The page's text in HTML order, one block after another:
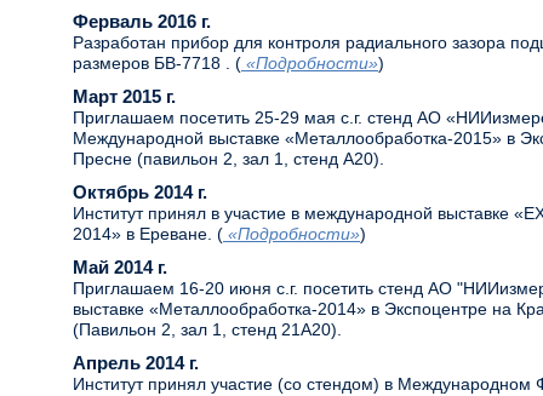
Ферваль 2016 г.
Разработан прибор для контроля радиального зазора
размеров БВ-7718 . ( «Подробности»)
Март 2015 г.
Приглашаем посетить 25-29 мая с.г. стенд АО
Международной выставке «Металлообработка-2015» в
Пресне (павильон 2, зал 1, стенд А20).
Октябрь 2014 г.
Институт принял в участие в международной выставке
2014» в Ереване. ( «Подробности»)
Май 2014 г.
Приглашаем 16-20 июня с.г. посетить стенд АО
выставке «Металлообработка-2014» в Экспоцентре на
(Павильон 2, зал 1, стенд 21А20).
Апрель 2014 г.
Институт принял участие (со стендом) в Международном